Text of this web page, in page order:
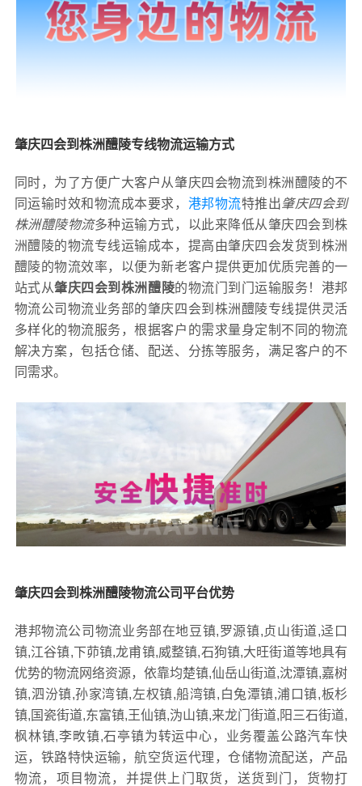
肇庆四会到株洲醴陵专线物流运输方式
同时，为了方便广大客户从肇庆四会物流到株洲醴陵的不
同运输时效和物流成本要求， 港邦物流特推出肇庆四会到
株洲醴陵物流多种运输方式，以此来降低从肇庆四会到株
洲醴陵的物流专线运输成本，提高由肇庆四会发货到株洲
醴陵的物流效率，以便为新老客户提供更加优质完善的一
站式从肇庆四会到株洲醴陵的物流门到门运输服务！港邦
物流公司物流业务部的肇庆四会到株洲醴陵专线提供灵活
多样化的物流服务，根据客户的需求量身定制不同的物流
解决方案，包括仓储、配送、分拣等服务，满足客户的不
同需求。
肇庆四会到株洲醴陵物流公司平台优势
港邦物流公司物流业务部在地豆镇,罗源镇,贞山街道,迳口
镇,江谷镇,下茆镇,龙甫镇,威整镇,石狗镇,大旺街道等地具有
优势的物流网络资源，依靠均楚镇,仙岳山街道,沈潭镇,嘉树
镇,泗汾镇,孙家湾镇,左权镇,船湾镇,白兔潭镇,浦口镇,板杉
镇,国瓷街道,东富镇,王仙镇,沩山镇,来龙门街道,阳三石街道,
枫林镇,李畋镇,石亭镇为转运中心，业务覆盖公路汽车快
运，铁路特快运输，航空货运代理，仓储物流配送，产品
物流，项目物流，并提供上门取货，送货到门，货物打